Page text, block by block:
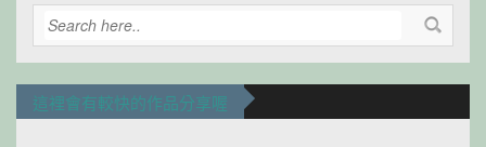
這裡會有較快的作品分享喔